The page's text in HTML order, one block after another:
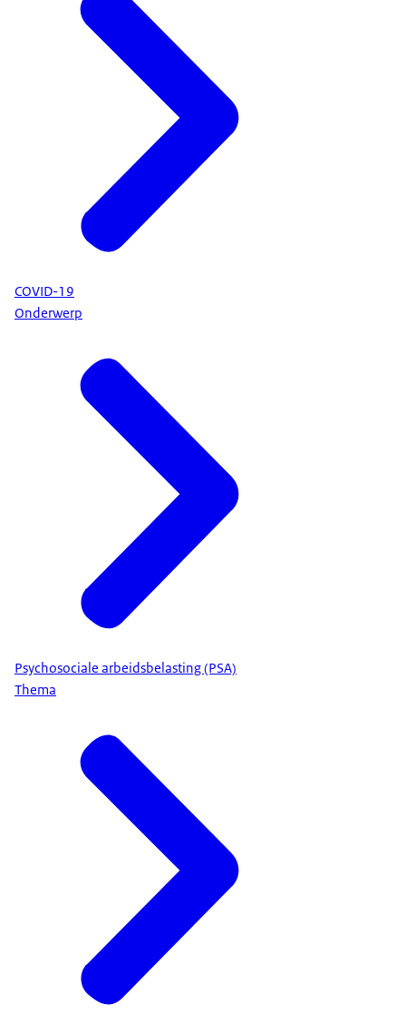
COVID-19
Onderwerp
Psychosociale arbeidsbelasting (PSA)
Thema